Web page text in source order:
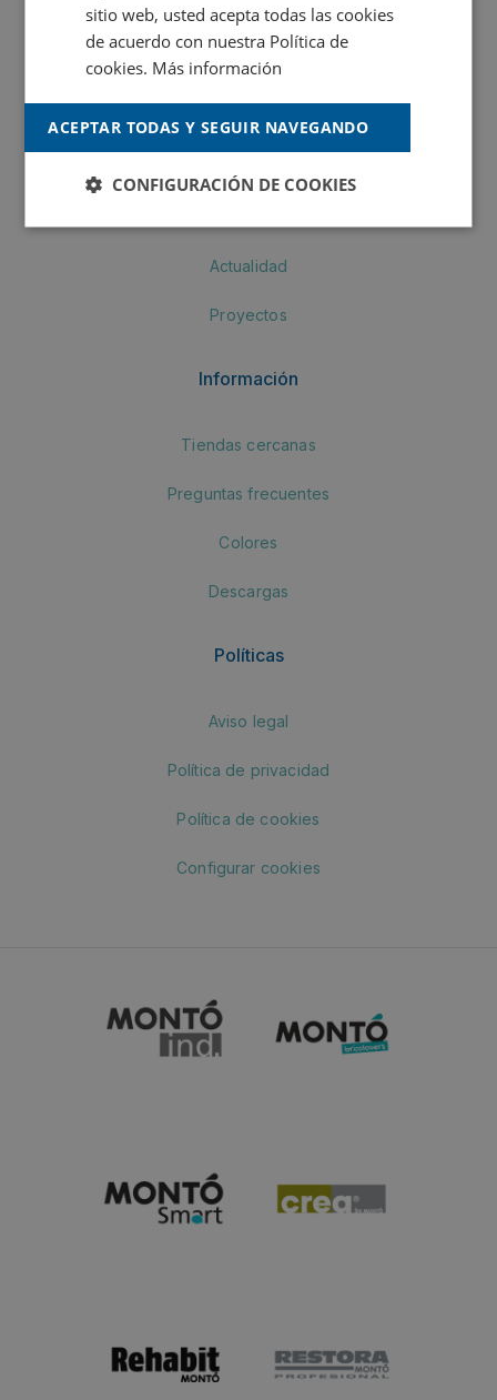
MONTÓ Pinturas
Navegación
Actualidad
Proyectos
Información
Tiendas cercanas
Preguntas frecuentes
Colores
Descargas
Políticas
Aviso legal
Política de privacidad
Política de cookies
Configurar cookies
sitio web, usted acepta todas las cookies
de acuerdo con nuestra Política de
cookies. Más información
ACEPTAR TODAS Y SEGUIR NAVEGANDO
CONFIGURACIÓN DE COOKIES